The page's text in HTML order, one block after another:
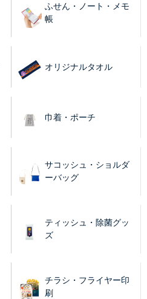
ふせん・ノート・メモ
帳
オリジナルタオル
巾着・ポーチ
サコッシュ・ショルダ
ーバッグ
ティッシュ・除菌グッ
ズ
チラシ・フライヤー印
刷